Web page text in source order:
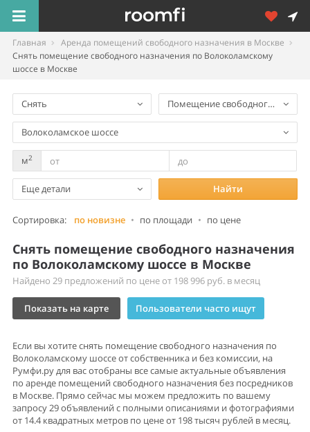
Главная
Аренда помещений свободного назначения в Москве
Снять помещение свободного назначения по Волоколамскому
шоссе в Москве
Снять Помещение свободного
Волоколамское шоссе
м2
Еще детали Найти
Сортировка: по новизне • по площади • по цене
Снять помещение свободного назначения
по Волоколамскому шоссе в Москве
Найдено 29 предложений по цене от 198 996 руб. в месяц
Показать на карте Пользователи часто ищут
Если вы хотите снять помещение свободного назначения по
Волоколамскому шоссе от собственника и без комиссии, на
Румфи.ру для вас отобраны все самые актуальные объявления
по аренде помещений свободного назначения без посредников
в Москве. Прямо сейчас мы можем предложить по вашему
запросу 29 объявлений с полными описаниями и фотографиями
от 14.4 квадратных метров по цене от 198 тысяч рублей в месяц.